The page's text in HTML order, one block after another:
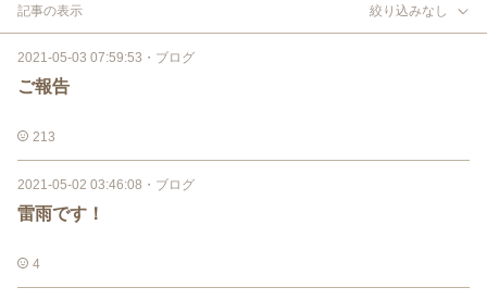
記事の表示 絞り込みなし
2021-05-03 07:59:53 ・ ブログ
ご報告
213
2021-05-02 03:46:08 ・ ブログ
雷雨です！
4